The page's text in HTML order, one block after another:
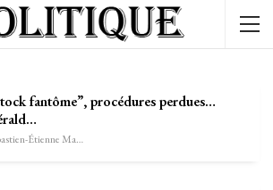
fantôme”, procédures perdues…
Sébastien-Étienne Marechal